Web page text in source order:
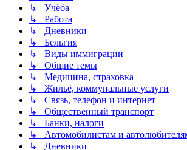
↳ Учёба
↳ Работа
↳ Дневники
↳ Бельгия
↳ Виды иммиграции
↳ Общие темы
↳ Медицина, страховка
↳ Жильё, коммунальные услуги
↳ Связь, телефон и интернет
↳ Общественный транспорт
↳ Банки, налоги
↳ Автомобилистам и
↳ Дневники